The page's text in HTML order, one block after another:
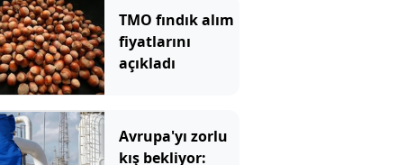
TMO fındık alım
fiyatlarını
açıkladı
Avrupa'yı zorlu
kış bekliyor: